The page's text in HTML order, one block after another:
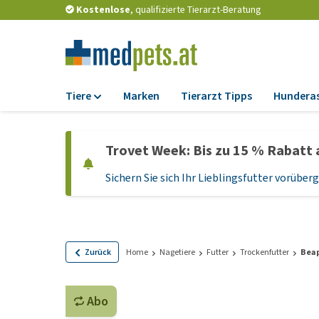
Kostenlose, qualifizierte Tierarzt-Beratung
Tiere
Trockenfutter
Nassfutter
Leckerlis
Marken Tierarzt Tipps
Trovet Week: Bis zu 15 %
Sichern Sie sich Ihr Lieblingsfutter
Zurück Home Nagetiere Futter Trockenfutter
Abo